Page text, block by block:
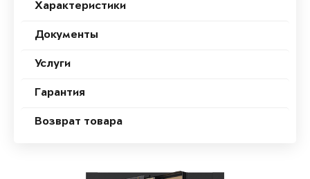
Характеристики
Документы
Услуги
Гарантия
Возврат товара